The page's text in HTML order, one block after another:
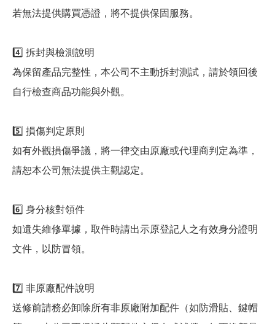
若無法提供購買憑證，將不提供保固服務。
4️⃣ 拆封與檢測說明
為保留產品完整性，本公司不主動拆封測試，請於領回後
自行檢查商品功能與外觀。
5️⃣ 損傷判定原則
如有外觀損傷爭議，將一律交由原廠或代理商判定為準，
請恕本公司無法提供主觀認定。
6️⃣ 身分核對領件
如遺失維修單據，取件時請出示原登記人之有效身分證明
文件，以防冒領。
7️⃣ 非原廠配件說明
送修前請務必卸除所有非原廠附加配件（如防滑貼、鍵帽